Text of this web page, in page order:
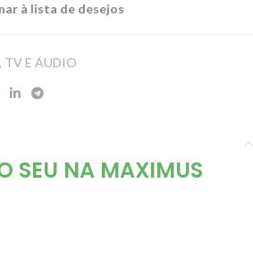
à lista de desejos
, TV E ÁUDIO
SEU NA MAXIMUS